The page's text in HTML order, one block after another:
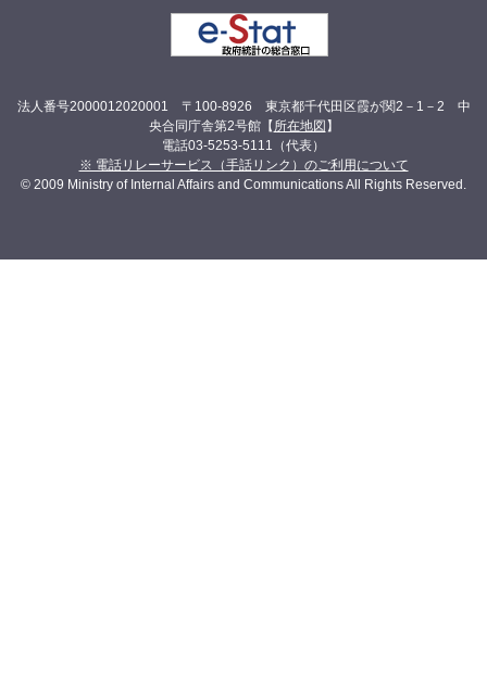
法人番号2000012020001 〒100-8926 東京都千代田区霞が関2－1－2 中
央合同庁舎第2号館【 所在地図 】
電話03-5253-5111（代表）
※ 電話リレーサービス（手話リンク）のご利用について
© 2009 Ministry of Internal Affairs and Communications All Rights Reserved.